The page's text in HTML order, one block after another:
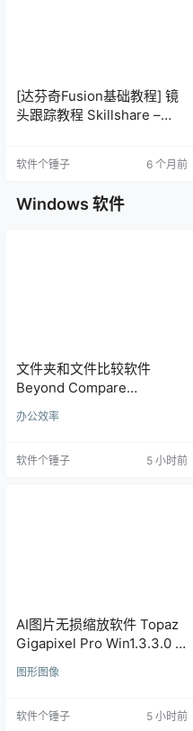
[达芬奇Fusion基础教程] 镜
头跟踪教程 Skillshare –
软件个锤子 6 个月前
Windows 软件
文件夹和文件比较软件
Beyond Compare
Win5.2.5.32528 /
Mac5.1.1.31157 | 软件个锤子
办公效率
软件个锤子 5 小时前
AI图片无损缩放软件 Topaz
Gigapixel Pro Win1.3.3.0 /
Mac1.0.0 | 软件个锤子 |
R4521
图形图像
软件个锤子 5 小时前